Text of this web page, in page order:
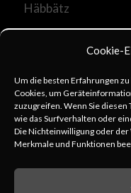
Cookie-
Um die besten Erfahrungen
Cookies, um
zuzugreifen. Wenn Sie
wie das Surfverhalten oder
Die Nichteinwilligung oder
Merkmale und Funktionen
Häbbätz
u4x@web.de
+49 6253 806333
schreib uns